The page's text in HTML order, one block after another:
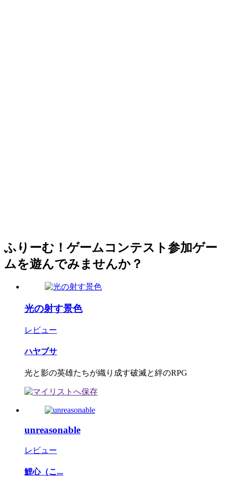
ふりーむ！ゲームコンテスト参加ゲー
ムを遊んでみませんか？
光の射す景色
レビュー
ハヤブサ
光と影の英雄たちが織り成す破滅と絆のRPG
unreasonable
レビュー
鯉心（こ...